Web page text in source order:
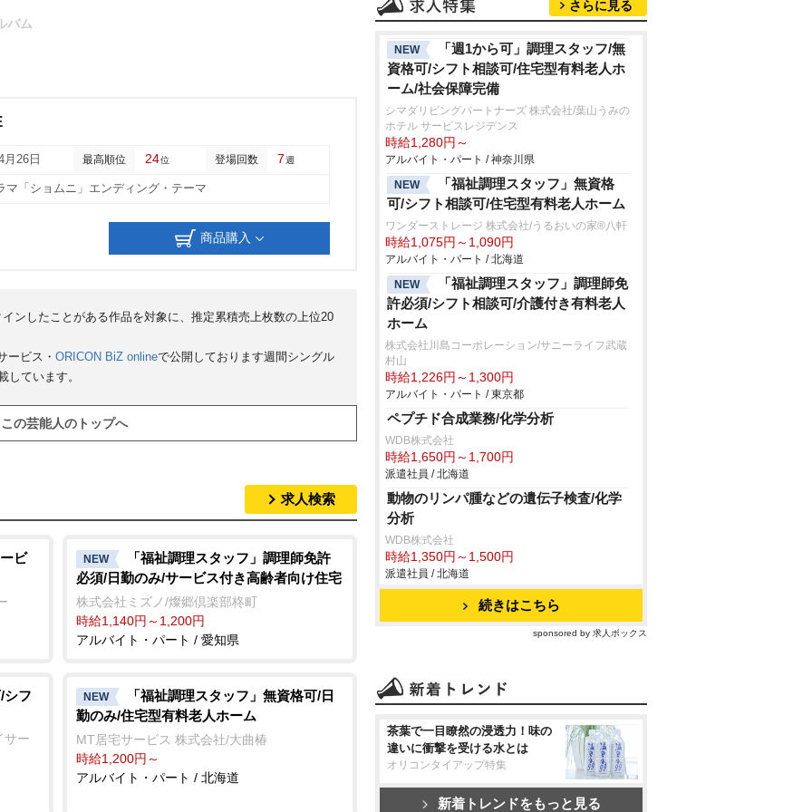
バム
月26日 最高順位 24位 登場回数 7週
マ「ショムニ」エンディング・テーマ
商品購入
ンしたことがある作品を対象に、推定累積売上枚数の上位20
ービス・ ORICON BiZ onlineで公開しております週間シングル
しています。
この芸能人のトップへ
求人検索
ビ NEW
「福祉調理スタッフ」調理師免許
必須/日勤のみ/サービス付き高齢者向け住宅
株式会社ミズノ/燦郷倶楽部柊町
時給1,140円～1,200円
アルバイト・パート / 愛知県
シフ
サー
NEW
「福祉調理スタッフ」無資格可/日
勤のみ/住宅型有料老人ホーム
MT居宅サービス 株式会社/大曲椿
時給1,200円～
アルバイト・パート / 北海道
さらに見る
NEW
「週1から可」調理スタッフ/無
資格可/シフト相談可/住宅型有料老人ホ
ーム/社会保障完備
シマダリビングパートナーズ 株式会社/葉山うみの
ホテル サービスレジデンス
時給1,280円～
アルバイト・パート / 神奈川県
NEW
「福祉調理スタッフ」無資格
可/シフト相談可/住宅型有料老人ホーム
ワンダーストレージ 株式会社/うるおいの家®八軒
時給1,075円～1,090円
アルバイト・パート / 北海道
NEW
「福祉調理スタッフ」調理師免
許必須/シフト相談可/介護付き有料老人
ホーム
株式会社川島コーポレーション/サニーライフ武蔵
村山
時給1,226円～1,300円
アルバイト・パート / 東京都
ペプチド合成業務/化学分析
WDB株式会社
時給1,650円～1,700円
派遣社員 / 北海道
動物のリンパ腫などの遺伝子検査/化学
分析
WDB株式会社
時給1,350円～1,500円
派遣社員 / 北海道
続きはこちら
sponsored by 求人ボックス
茶葉で一目瞭然の浸透力！味の
違いに衝撃を受ける水とは
オリコンタイアップ特集
新着トレンドをもっと見る